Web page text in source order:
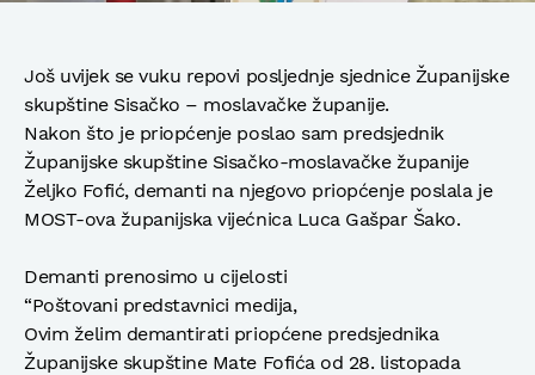
Još uvijek se vuku repovi posljednje sjednice Županijske
skupštine Sisačko – moslavačke županije.
Nakon što je priopćenje poslao sam predsjednik
Županijske skupštine Sisačko-moslavačke županije
Željko Fofić, demanti na njegovo priopćenje poslala je
MOST-ova županijska vijećnica Luca Gašpar Šako.
Demanti prenosimo u cijelosti
“Poštovani predstavnici medija,
Ovim želim demantirati priopćene predsjednika
Županijske skupštine Mate Fofića od 28. listopada